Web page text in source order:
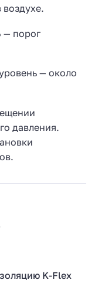
— порог
— около
давления.
K-Flex